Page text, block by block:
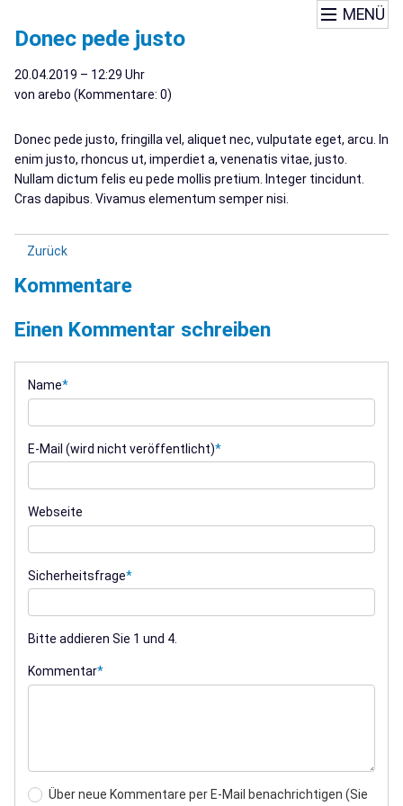
MENÜ
Donec pede justo
20.04.2019 – 12:29 Uhr
von arebo (Kommentare: 0)
Donec pede justo, fringilla vel, aliquet nec, vulputate eget, arcu. In
enim justo, rhoncus ut, imperdiet a, venenatis vitae, justo.
Nullam dictum felis eu pede mollis pretium. Integer tincidunt.
Cras dapibus. Vivamus elementum semper nisi.
Zurück
Kommentare
Einen Kommentar schreiben
Name*
E-Mail (wird nicht veröffentlicht)*
Webseite
Sicherheitsfrage*
Bitte addieren Sie 1 und 4.
Kommentar*
Über neue Kommentare per E-Mail benachrichtigen (Sie